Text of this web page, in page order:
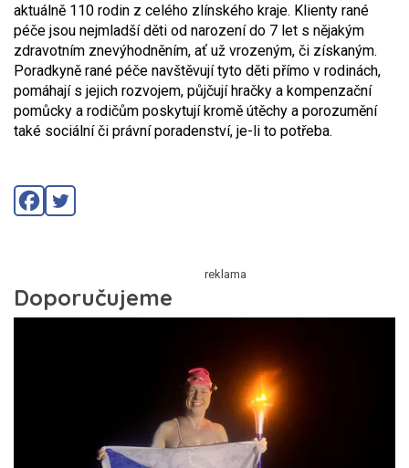
aktuálně 110 rodin z celého zlínského kraje. Klienty rané
péče jsou nejmladší děti od narození do 7 let s nějakým
zdravotním znevýhodněním, ať už vrozeným, či získaným.
Poradkyně rané péče navštěvují tyto děti přímo v rodinách,
pomáhají s jejich rozvojem, půjčují hračky a kompenzační
pomůcky a rodičům poskytují kromě útěchy a porozumění
také sociální či právní poradenství, je-li to potřeba.